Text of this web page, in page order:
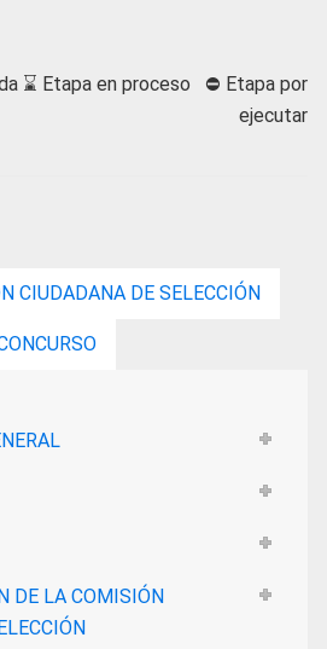
⌛ Etapa en proceso ⛔ Etapa por
ejecutar
CIUDADANA DE SELECCIÓN
DE LA COMISIÓN